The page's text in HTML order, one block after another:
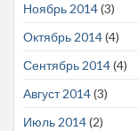
Ноябрь 2014(3)
Октябрь 2014(4)
Сентябрь 2014(4)
Август 2014(3)
Июль 2014(2)